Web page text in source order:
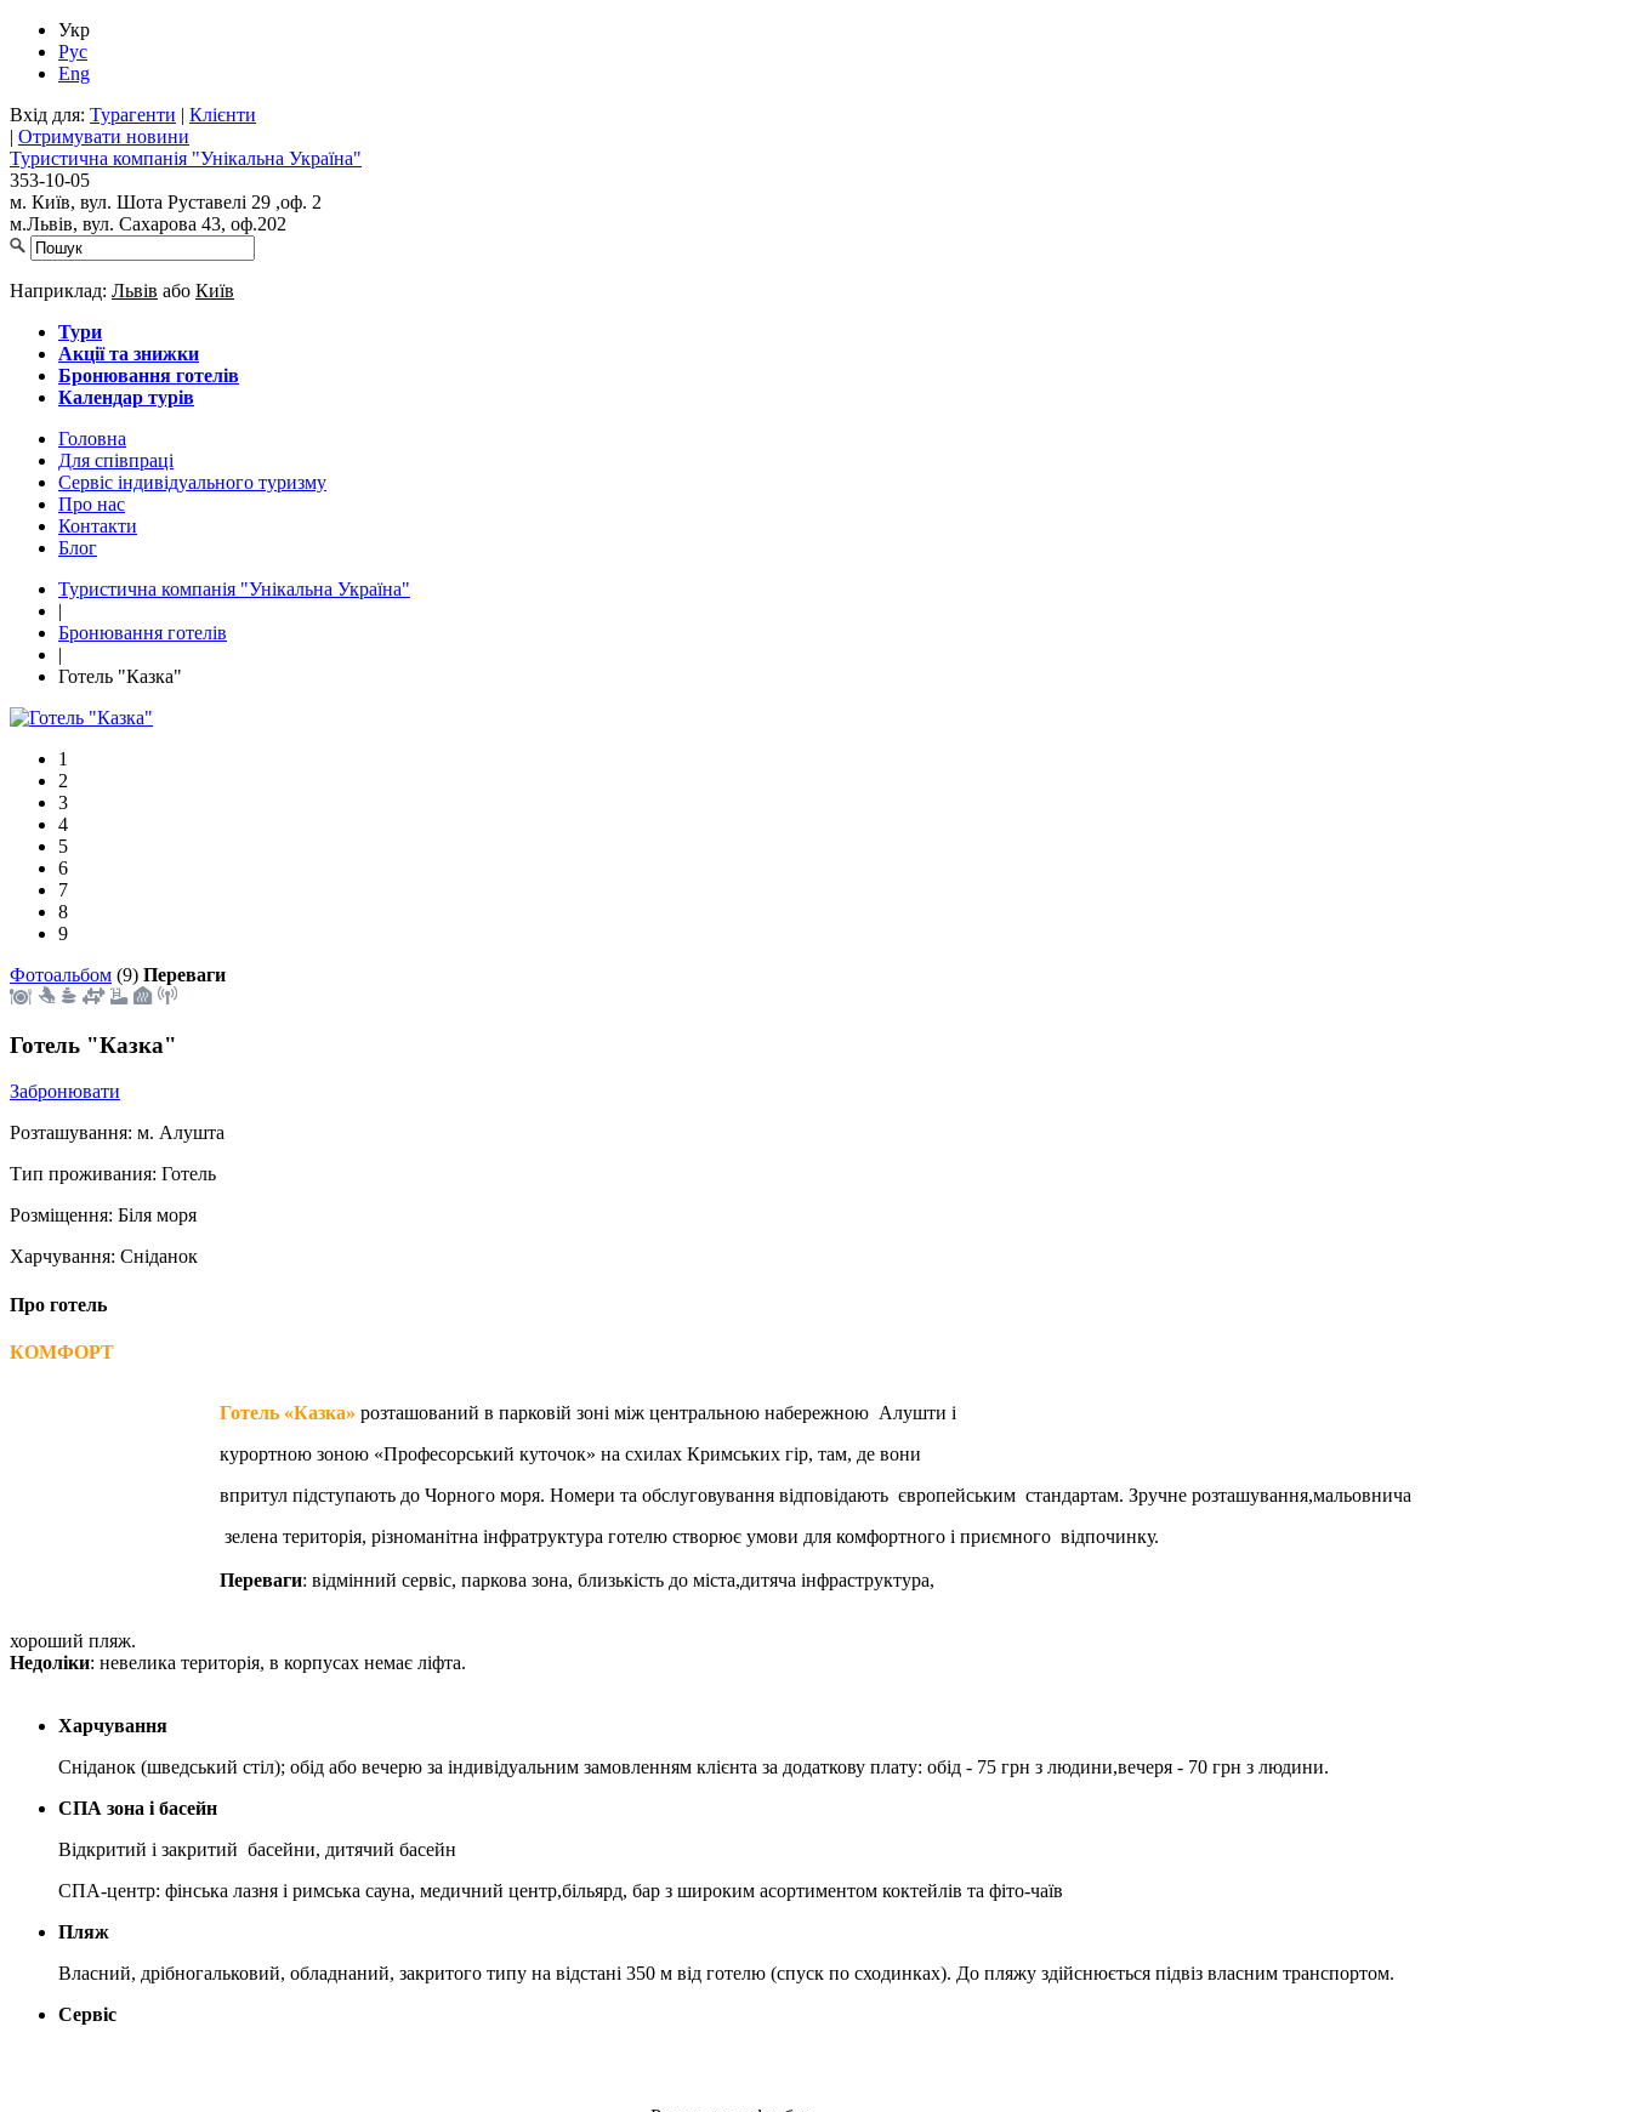
Укр
Рус
Eng
Вхід для: Турагенти | Клієнти
| Отримувати новини
Туристична компанія "Унікальна Україна"
353-10-05
м. Київ, вул. Шота Руставелі 29 ,оф. 2
м.Львів, вул. Сахарова 43, оф.202
Наприклад: Львів або Київ
Тури
Акції та знижки
Бронювання готелів
Календар турів
Головна
Для cпівпраці
Сервіс індивідуального туризму
Про нас
Контакти
Блог
Туристична компанія "Унікальна Україна"
|
Бронювання готелів
|
Готель "Казка"
1
2
3
4
5
6
7
8
9
Фотоальбом (9) Переваги
Готель "Казка"
Забронювати
Розташування: м. Алушта
Тип проживания: Готель
Розміщення: Біля моря
Харчування: Сніданок
Про готель
КОМФОРТ
Готель «Казка» розташований в парковій зоні між центральною набережною Алушти і
курортною зоною «Професорський куточок» на схилах Кримських гір, там, де вони
впритул підступають до Чорного моря. Номери та обслуговування відповідають європейським стандартам. Зручне розташування,мальовнича
зелена територія, різноманітна інфратруктура готелю створює умови для комфортного і приємного відпочинку.
Переваги: відмінний сервіс, паркова зона, близькість до міста,дитяча інфраструктура,
хороший пляж.
Недоліки: невелика територія, в корпусах немає ліфта.
Харчування
Сніданок (шведський стіл); обід або вечерю за індивідуальним замовленням клієнта за додаткову плату: обід - 75 грн з людини,вечеря - 70 грн з людини.
СПА зона і басейн
Відкритий і закритий басейни, дитячий басейн
СПА-центр: фінська лазня і римська сауна, медичний центр,більярд, бар з широким асортиментом коктейлів та фіто-чаїв
Пляж
Власний, дрібногальковий, обладнаний, закритого типу на відстані 350 м від готелю (спуск по сходинках). До пляжу здійснюється підвіз власним транспортом.
Сервіс